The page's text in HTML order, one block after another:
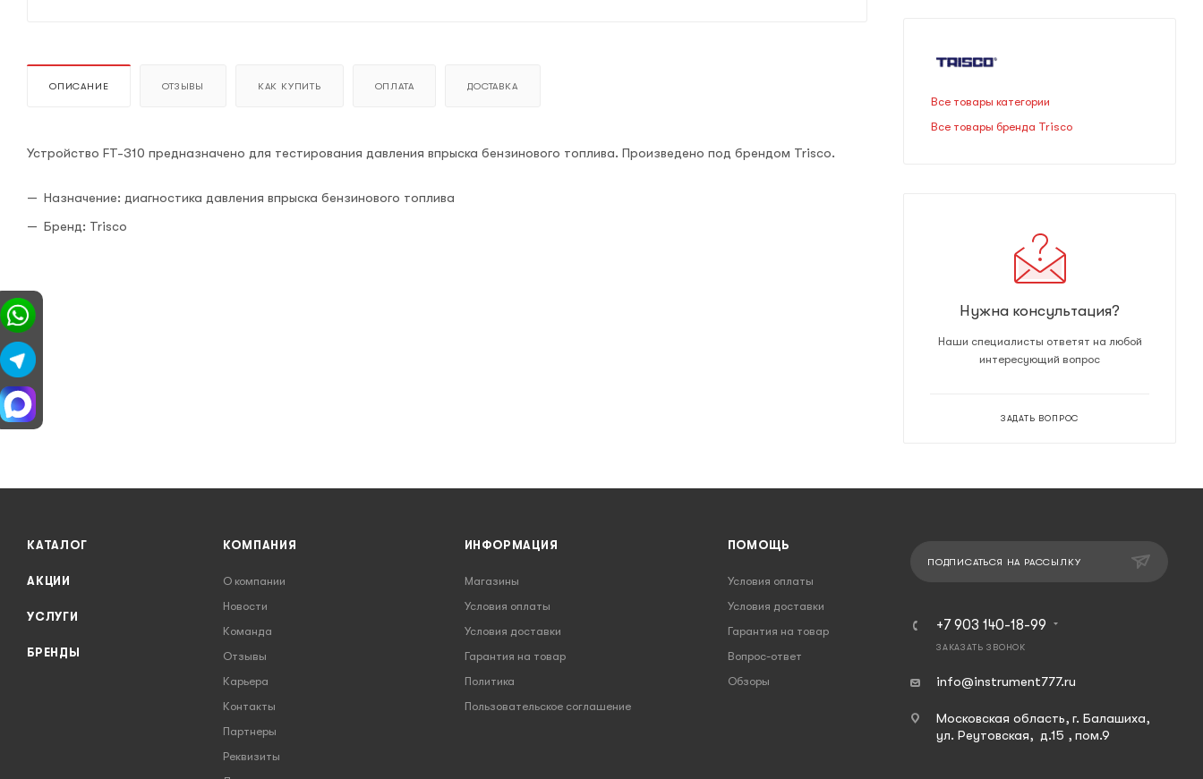
ОПИСАНИЕ ОТЗЫВЫ КАК КУПИТЬ ОПЛАТА ДОСТАВКА
Устройство FT-310 предназначено для тестирования давления впрыска бензинового топлива. Произведено под брендом Trisco.
Назначение: диагностика давления впрыска бензинового топлива
Бренд: Trisco
Все товары категории
Все товары бренда Trisco
Нужна консультация?
Наши специалисты ответят на любой
интересующий вопрос
ЗАДАТЬ ВОПРОС
КАТАЛОГ
АКЦИИ
УСЛУГИ
БРЕНДЫ
КОМПАНИЯ
О компании
Новости
Команда
Отзывы
Карьера
Контакты
Партнеры
Реквизиты
ИНФОРМАЦИЯ
Магазины
Условия оплаты
Условия доставки
Гарантия на товар
Политика
Пользовательское соглашение
ПОМОЩЬ
Условия оплаты
Условия доставки
Гарантия на товар
Вопрос-ответ
Обзоры
ПОДПИСАТЬСЯ НА РАССЫЛКУ
+7 903 140-18-99
ЗАКАЗАТЬ ЗВОНОК
info@instrument777.ru
Московская область, г. Балашиха,
ул. Реутовская, д.15 , пом.9